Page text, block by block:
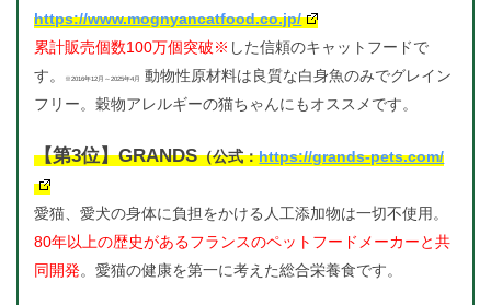
https://www.mognyancatfood.co.jp/
累計販売個数100万個突破※ した信頼のキャットフードで
す。
※2016年12月～2025年4月
動物性原材料は良質な白身魚のみでグレイン
フリー。穀物アレルギーの猫ちゃんにもオススメです。
【第3位】GRANDS（公式：https://grands-pets.com/
愛猫、愛犬の身体に負担をかける人工添加物は一切不使用。
80年以上の歴史があるフランスのペットフードメーカーと共
同開発。愛猫の健康を第一に考えた総合栄養食です。